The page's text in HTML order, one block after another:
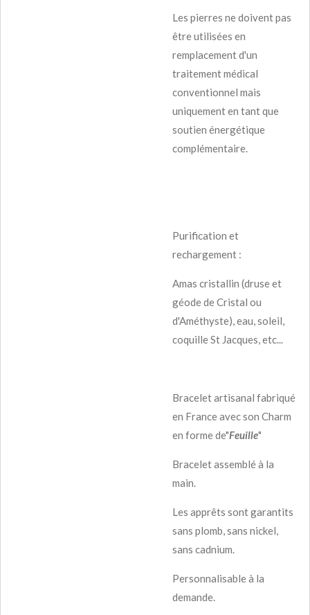
Les pierres ne doivent pas
être utilisées en
remplacement d'un
traitement médical
conventionnel mais
uniquement en tant que
soutien énergétique
complémentaire.
Purification et
rechargement :
Amas cristallin (druse et
géode de Cristal ou
d'Améthyste), eau, soleil,
coquille St Jacques, etc...
Bracelet artisanal fabriqué
en France avec son Charm
en forme de"Feuille"
Bracelet assemblé à la
main.
Les apprêts sont garantits
sans plomb, sans nickel,
sans cadnium.
Personnalisable à la
demande.